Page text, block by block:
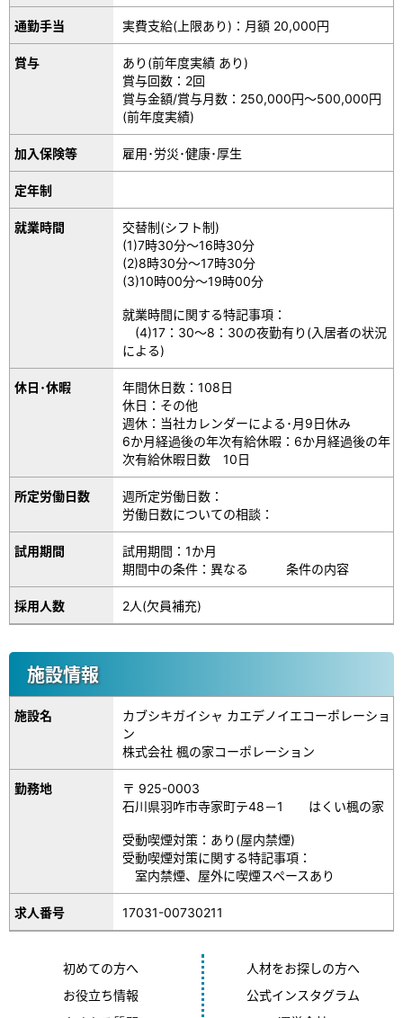
通勤手当 実費支給(上限あり)：月額 20,000円
賞与
あり(前年度実績 あり)
賞与回数：2回
賞与金額/賞与月数：250,000円～500,000円
(前年度実績)
加入保険等 雇用･労災･健康･厚生
定年制
就業時間
交替制(シフト制)
(1)7時30分～16時30分
(2)8時30分～17時30分
(3)10時00分～19時00分
就業時間に関する特記事項：
(4)17：30～8：30の夜勤有り(入居者の状況
による)
休日･休暇
年間休日数：108日
休日：その他
週休：当社カレンダーによる･月9日休み
6か月経過後の年次有給休暇：6か月経過後の年
次有給休暇日数 10日
所定労働日数
週所定労働日数：
労働日数についての相談：
試用期間
試用期間：1か月
期間中の条件：異なる 条件の内容
採用人数 2人(欠員補充)
施設情報
施設名
カブシキガイシャ カエデノイエコーポレーショ
ン
株式会社 楓の家コーポレーション
勤務地
〒 925-0003
石川県羽咋市寺家町テ48－1 はくい楓の家
受動喫煙対策：あり(屋内禁煙)
受動喫煙対策に関する特記事項：
室内禁煙、屋外に喫煙スペースあり
求人番号 17031-00730211
初めての方へ
お役立ち情報
人材をお探しの方へ
公式インスタグラム